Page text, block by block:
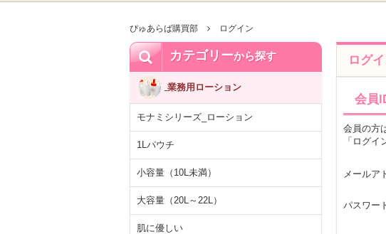
ぴゅあらば購買部 ログイン
カテゴリーから探す
業務用ローション
モナミシリーズ_ローション
1Lパウチ
小容量（10L未満）
大容量（20L～22L）
肌に優しい
ログ
会員
会員の方
「ログイ
メールア
パスワー